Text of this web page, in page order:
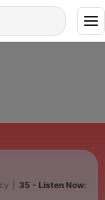
35 - Listen Now: